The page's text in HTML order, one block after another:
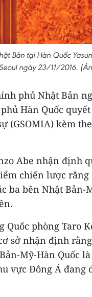
Bản tại Hàn Quốc
ngày 23/11/2016.
phủ Nhật Bản
Hàn Quốc
(GSOMIA) kèm
Abe nhận định
chiến lược rằng
ba bên Nhật Bản-
phòng Taro
sở nhận định
Mỹ-Hàn Quốc
vực Đông Á đang